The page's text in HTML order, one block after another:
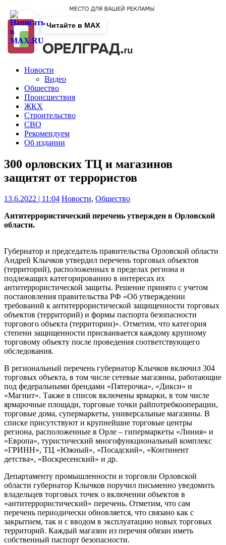
Новости
Видео
Общество
Происшествия
ЖКХ
Строительство
СВО
Рекомендуем
Об издании
300 орловских ТЦ и магазинов
защитят от террористов
13.6.2022 | 11:04 Новости, Общество
Антитеррористический перечень утвержден в Орловской
области.
Губернатор и председатель правительства Орловской области
Андрей Клычков утвердил перечень торговых объектов
(территорий), расположенных в пределах региона и
подлежащих категорированию в интересах их
антитеррористической защиты. Решение принято с учетом
постановления правительства РФ «Об утверждении
требований к антитеррористической защищенности торговых
объектов (территорий) и формы паспорта безопасности
торгового объекта (территории)». Отметим, что категория
степени защищенности присваивается каждому крупному
торговому объекту после проведения соответствующего
обследования.
В региональный перечень губернатор Клычков включил 304
торговых объекта, в том числе сетевые магазины, работающие
под федеральными брендами «Пятерочка», «Дикси» и
«Магнит». Также в список включены ярмарки, в том числе
ярмарочные площади, торговые точки райпотребкооперации,
торговые дома, супермаркеты, универсальные магазины. В
списке присутствуют и крупнейшие торговые центры
региона, расположенные в Орле – гипермаркеты «Линия» и
«Европа», туристический многофункциональный комплекс
«ГРИНН», ТЦ «Южный», «Посадский», «Континент
детства», «Воскресенский» и др.
Департаменту промышленности и торговли Орловской
области губернатор Клычков поручил письменно уведомить
владельцев торговых точек о включении объектов в
«антитеррористический» перечень. Отметим, что сам
перечень периодически обновляется, что связано как с
закрытием, так и с вводом в эксплуатацию новых торговых
территорий. Каждый магазин из перечня обязан иметь
собственный паспорт безопасности.
Читайте в MAX